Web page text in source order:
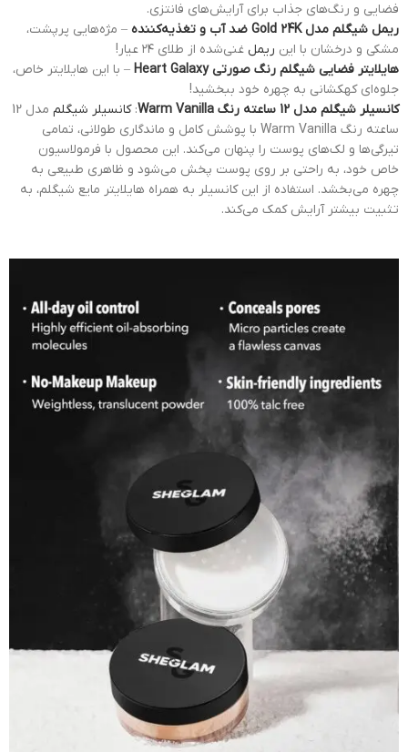
فضایی و رنگ‌های جذاب برای آرایش‌های فانتزی.
ریمل شیگلم مدل Gold 24K ضد آب و تغذیه‌کننده
– مژه‌هایی پرپشت،
مشکی و درخشان با این ریمل غنی‌شده از طلای ۲۴ عیار!
هایلایتر فضایی شیگلم رنگ صورتی Heart Galaxy
– با این هایلایتر خاص،
جلوه‌ای کهکشانی به چهره خود ببخشید!
کانسیلر شیگلم مدل 12 ساعته رنگ Warm Vanilla
:کانسیلر شیگلم
مدل 12
ساعته رنگ Warm Vanilla با پوشش کامل و ماندگاری طولانی، تمامی
تیرگی‌ها و لک‌های پوست را پنهان می‌کند. این محصول با فرمولاسیون
خاص خود، به راحتی بر روی پوست پخش می‌شود و ظاهری طبیعی به
چهره می‌بخشد. استفاده از این کانسیلر به همراه هایلایتر مایع شیگلم، به
تثبیت بیشتر آرایش کمک می‌کند.